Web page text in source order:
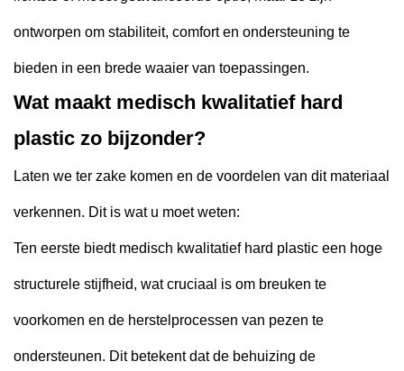
ontworpen om stabiliteit, comfort en ondersteuning te
bieden in een brede waaier van toepassingen.
Wat maakt medisch kwalitatief hard
plastic zo bijzonder?
Laten we ter zake komen en de voordelen van dit materiaal
verkennen. Dit is wat u moet weten:
Ten eerste biedt medisch kwalitatief hard plastic een hoge
structurele stijfheid, wat cruciaal is om breuken te
voorkomen en de herstelprocessen van pezen te
ondersteunen. Dit betekent dat de behuizing de